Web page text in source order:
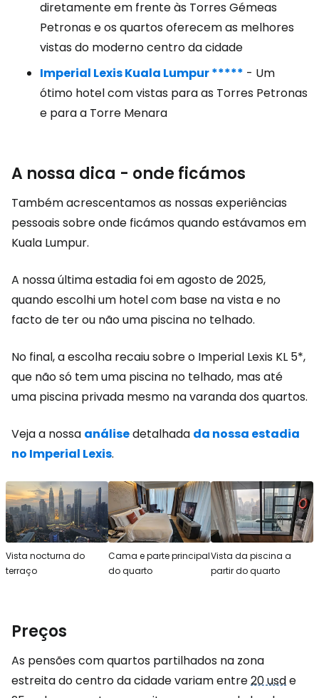
diretamente em frente às Torres Gémeas
Petronas e os quartos oferecem as melhores
vistas do moderno centro da cidade
Imperial Lexis Kuala Lumpur ***** - Um
ótimo hotel com vistas para as Torres Petronas
e para a Torre Menara
A nossa dica - onde ficámos
Também acrescentamos as nossas experiências
pessoais sobre onde ficámos quando estávamos em
Kuala Lumpur.
A nossa última estadia foi em agosto de 2025,
quando escolhi um hotel com base na vista e no
facto de ter ou não uma piscina no telhado.
No final, a escolha recaiu sobre o Imperial Lexis KL 5*,
que não só tem uma piscina no telhado, mas até
uma piscina privada mesmo na varanda dos quartos.
Veja a nossa análisedetalhada da nossa estadia
no Imperial Lexis.
Vista nocturna do
terraço
Cama e parte principal
do quarto
Vista da piscina a
partir do quarto
Preços
As pensões com quartos partilhados na zona
estreita do centro da cidade variam entre20 usde